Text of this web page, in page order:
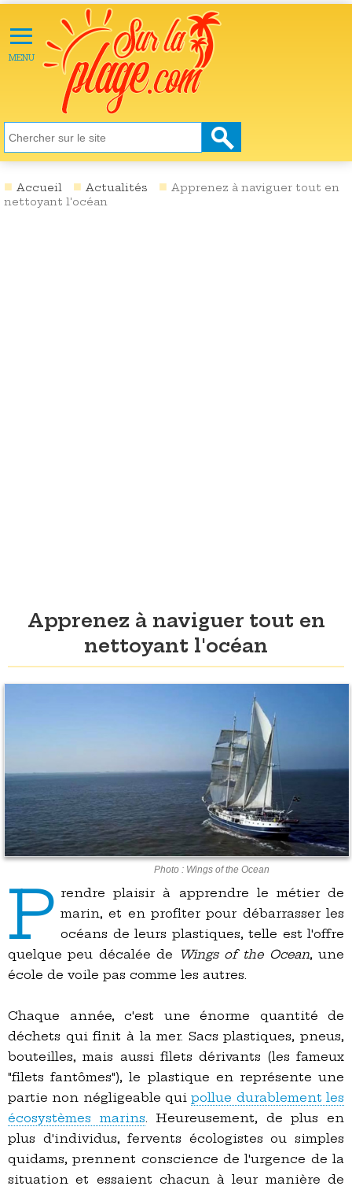
≡
MENU
ACTU
LOISIRS
NATURE
ÉCOLOGIE
SANTÉ
SOCIÉTÉ
Accueil Actualités
Apprenez à naviguer tout en
nettoyant l'océan
Apprenez à naviguer tout en
nettoyant l'océan
Photo : Wings of the Ocean
P rendre plaisir à apprendre le métier de
marin, et en profiter pour débarrasser les
océans de leurs plastiques, telle est l'offre
quelque peu décalée de
Wings of the Ocean, une
école de voile pas comme les autres.
Chaque année, c'est une énorme quantité de
déchets qui finit à la mer. Sacs plastiques, pneus,
bouteilles, mais aussi filets dérivants (les fameux
"filets fantômes"), le plastique en représente une
partie non négligeable quipollue durablement les
écosystèmes marins. Heureusement, de plus en
plus d'individus, fervents écologistes ou simples
quidams, prennent conscience de l'urgence de la
situation et essaient chacun à leur manière de